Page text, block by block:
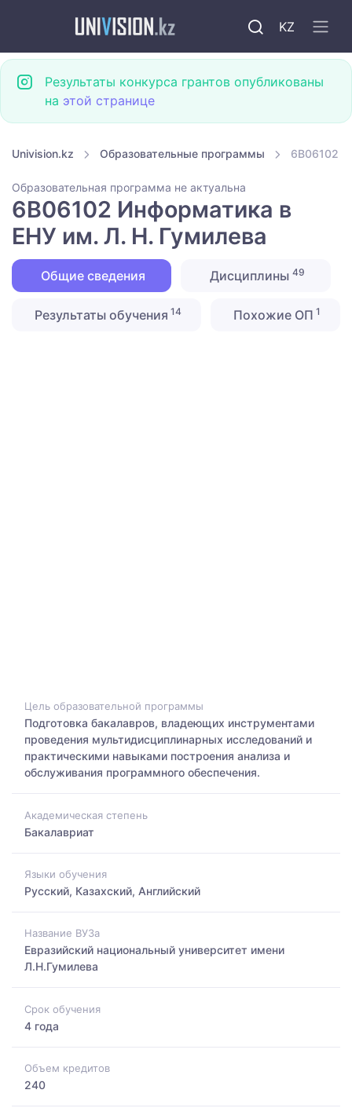
KZ
Результаты конкурса грантов опубликованы
на этой странице
Univision.kz Образовательные программы 6B06102
Образовательная программа не актуальна
6B06102 Информатика в
ЕНУ им. Л. Н. Гумилева
Общие сведения Дисциплины 49
Результаты обучения 14 Похожие ОП 1
Цель образовательной программы
Подготовка бакалавров, владеющих инструментами
проведения мультидисциплинарных исследований и
практическими навыками построения анализа и
обслуживания программного обеспечения.
Академическая степень
Бакалавриат
Языки обучения
Русский, Казахский, Английский
Название ВУЗа
Евразийский национальный университет имени
Л.Н.Гумилева
Срок обучения
4 года
Объем кредитов
240